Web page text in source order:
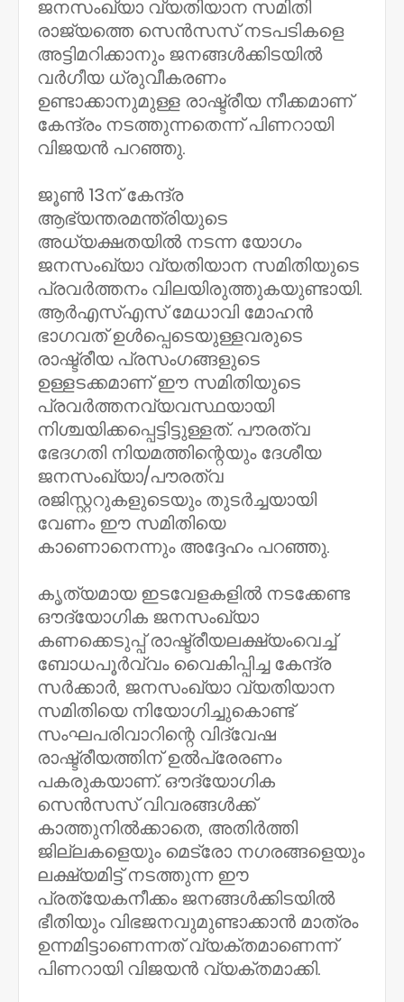
ജനസംഖ്യാ വ്യതിയാന സമിതി
രാജ്യത്തെ സെൻസസ് നടപടികളെ
അട്ടിമറിക്കാനും ജനങ്ങൾക്കിടയിൽ
വർഗീയ ധ്രുവീകരണം
ഉണ്ടാക്കാനുമുള്ള രാഷ്ട്രീയ നീക്കമാണ്
കേന്ദ്രം നടത്തുന്നതെന്ന് പിണറായി
വിജയൻ പറഞ്ഞു.
ജൂൺ 13ന് കേന്ദ്ര
ആഭ്യന്തരമന്ത്രിയുടെ
അധ്യക്ഷതയിൽ നടന്ന യോഗം
ജനസംഖ്യാ വ്യതിയാന സമിതിയുടെ
പ്രവർത്തനം വിലയിരുത്തുകയുണ്ടായി.
ആർഎസ്എസ് മേധാവി മോഹൻ
ഭാഗവത് ഉൾപ്പെടെയുള്ളവരുടെ
രാഷ്ട്രീയ പ്രസംഗങ്ങളുടെ
ഉള്ളടക്കമാണ് ഈ സമിതിയുടെ
പ്രവർത്തനവ്യവസ്ഥയായി
നിശ്ചയിക്കപ്പെട്ടിട്ടുള്ളത്. പൗരത്വ
ഭേദഗതി നിയമത്തിന്റെയും ദേശീയ
ജനസംഖ്യാ/പൗരത്വ
രജിസ്റ്ററുകളുടെയും തുടർച്ചയായി
വേണം ഈ സമിതിയെ
കാണാെനെന്നും അദ്ദേഹം പറഞ്ഞു.
കൃത്യമായ ഇടവേളകളിൽ നടക്കേണ്ട
ഔദ്യോഗിക ജനസംഖ്യാ
കണക്കെടുപ്പ് രാഷ്ട്രീയലക്ഷ്യംവെച്ച്
ബോധപൂർവ്വം വൈകിപ്പിച്ച കേന്ദ്ര
സർക്കാർ, ജനസംഖ്യാ വ്യതിയാന
സമിതിയെ നിയോഗിച്ചുകൊണ്ട്
സംഘപരിവാറിന്റെ വിദ്വേഷ
രാഷ്ട്രീയത്തിന് ഉൽപ്രേരണം
പകരുകയാണ്. ഔദ്യോഗിക
സെൻസസ് വിവരങ്ങൾക്ക്
കാത്തുനിൽക്കാതെ, അതിർത്തി
ജില്ലകളെയും മെട്രോ നഗരങ്ങളെയും
ലക്ഷ്യമിട്ട് നടത്തുന്ന ഈ
പ്രത്യേകനീക്കം ജനങ്ങൾക്കിടയിൽ
ഭീതിയും വിഭജനവുമുണ്ടാക്കാൻ മാത്രം
ഉന്നമിട്ടാണെന്നത് വ്യക്തമാണെന്ന്
പിണറായി വിജയൻ വ്യക്തമാക്കി.